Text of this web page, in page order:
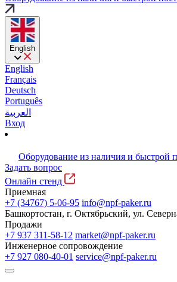
English
English
Français
Deutsch
Português
العربية
Вход
Оборудование из наличия и быстрой
Задать вопрос
Онлайн стенд
Приемная
+7 (34767) 5-06-95 info@npf-paker.ru
Башкортостан, г. Октябрьский, ул.
Продажи
+7 937 311-58-12 market@npf-paker.ru
Инженерное сопровождение
+7 927 080-40-01 service@npf-paker.ru